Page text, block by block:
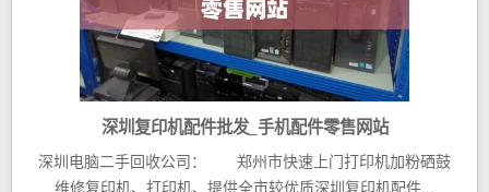
深圳复印机配件批发_手机配件零售网站
深圳电脑二手回收公司： 郑州市快速上门打印机加粉硒鼓
维修复印机、打印机、提供全市较优质深圳复印机配件...